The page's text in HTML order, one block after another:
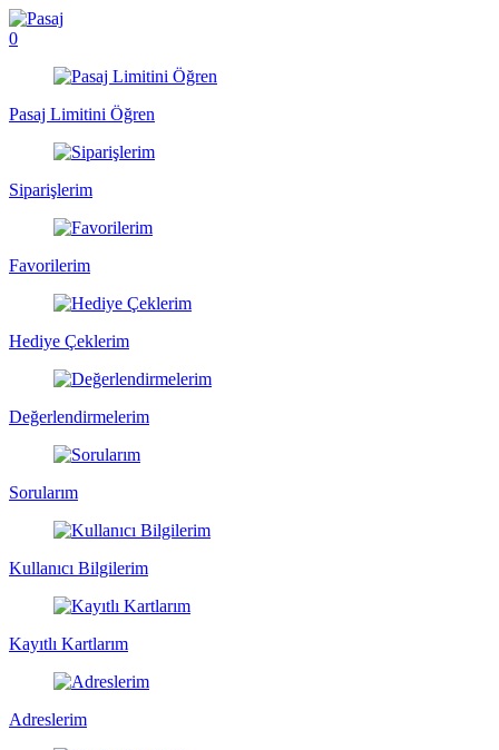
0
Pasaj Limitini Öğren
Siparişlerim
Favorilerim
Hediye Çeklerim
Değerlendirmelerim
Sorularım
Kullanıcı Bilgilerim
Kayıtlı Kartlarım
Adreslerim